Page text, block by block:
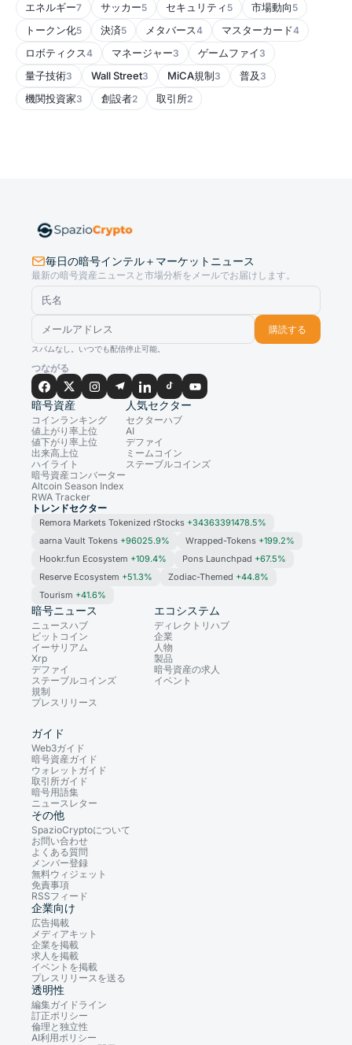
エネルギー7 サッカー5 セキュリティ 5 市場動向 5
トークン化5 決済5 メタバース4 マスターカード4
ロボティクス4 マネージャー3 ゲームファイ 3
量子技術3 Wall Street3 MiCA規制3 普及 3
機関投資家3 創設者2 取引所2
毎日の暗号インテル＋マーケットニュース
最新の暗号資産ニュースと市場分析をメールでお届けします。
購読する
スパムなし。いつでも配信停止可能。
つながる
暗号資産
コインランキング
値上がり率上位
値下がり率上位
出来高上位
ハイライト
暗号資産コンバーター
Altcoin Season Index
RWA Tracker
人気セクター
セクターハブ
AI
デファイ
ミームコイン
ステーブルコインズ
トレンドセクター
Remora Markets Tokenized rStocks +34363391478.5%
aarna Vault Tokens +96025.9% Wrapped-Tokens +199.2%
Hookr.fun Ecosystem +109.4% Pons Launchpad +67.5%
Reserve Ecosystem +51.3% Zodiac-Themed +44.8%
Tourism +41.6%
暗号ニュース
ニュースハブ
ビットコイン
イーサリアム
Xrp
デファイ
ステーブルコインズ
規制
プレスリリース
エコシステム
ディレクトリハブ
企業
人物
製品
暗号資産の求人
イベント
ガイド
Web3ガイド
暗号資産ガイド
ウォレットガイド
取引所ガイド
暗号用語集
ニュースレター
その他
SpazioCryptoについて
お問い合わせ
よくある質問
メンバー登録
無料ウィジェット
免責事項
RSSフィード
企業向け
広告掲載
メディアキット
企業を掲載
求人を掲載
イベントを掲載
プレスリリースを送る
透明性
編集ガイドライン
訂正ポリシー
倫理と独立性
AI利用ポリシー